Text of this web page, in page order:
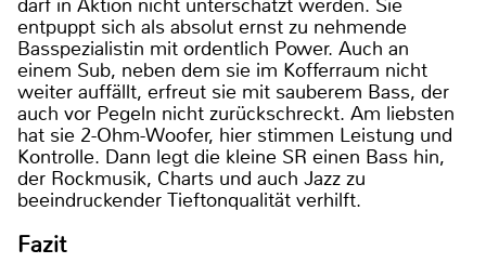
darf in Aktion nicht unterschätzt werden. Sie
entpuppt sich als absolut ernst zu nehmende
Basspezialistin mit ordentlich Power. Auch an
einem Sub, neben dem sie im Kofferraum nicht
weiter auffällt, erfreut sie mit sauberem Bass, der
auch vor Pegeln nicht zurückschreckt. Am liebsten
hat sie 2-Ohm-Woofer, hier stimmen Leistung und
Kontrolle. Dann legt die kleine SR einen Bass hin,
der Rockmusik, Charts und auch Jazz zu
beeindruckender Tieftonqualität verhilft.
Fazit